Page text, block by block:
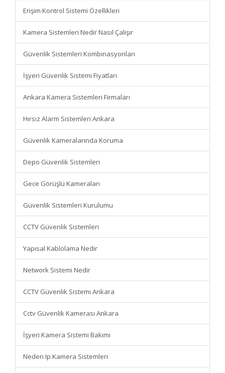
Erişim Kontrol Sistemi Özellikleri
Kamera Sistemleri Nedir Nasıl Çalışır
Güvenlik Sistemleri Kombinasyonları
İşyeri Güvenlik Sistemi Fiyatları
Ankara Kamera Sistemleri Firmaları
Hırsız Alarm Sistemleri Ankara
Güvenlik Kameralarında Koruma
Depo Güvenlik Sistemleri
Gece Görüşlü Kameraları
Güvenlik Sistemleri Kurulumu
CCTV Güvenlik Sistemleri
Yapısal Kablolama Nedir
Network Sistemi Nedir
CCTV Güvenlik Sistemi Ankara
Cctv Güvenlik Kamerası Ankara
İşyeri Kamera Sistemi Bakımı
Neden Ip Kamera Sistemleri